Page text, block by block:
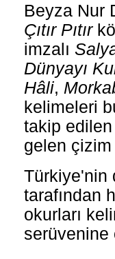
Beyza Nur
Çıtır Pıtır
imzalı
Dünyayı
Hâli,
kelimeleri
takip
gelen çizim
Türkiye'nin
tarafından
okurları
serüvenine